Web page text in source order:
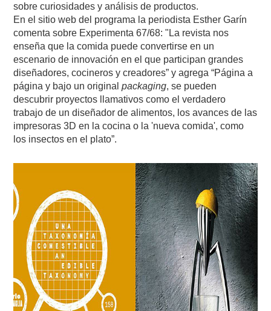
sobre curiosidades y análisis de productos.
En el sitio web del programa la periodista Esther Garín
comenta sobre Experimenta 67/68: "La revista nos
enseña que la comida puede convertirse en un
escenario de innovación en el que participan grandes
diseñadores, cocineros y creadores” y agrega “Página a
página y bajo un originalpackaging, se pueden
descubrir proyectos llamativos como el verdadero
trabajo de un diseñador de alimentos, los avances de las
impresoras 3D en la cocina o la 'nueva comida', como
los insectos en el plato”.